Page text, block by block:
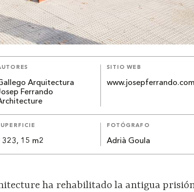
Arquitectura
Ferrando
SITIO WEB
www.josepferrando.com
15 m2
FOTÓGRAFO
Adrià Goula
ha rehabilitado la antigua